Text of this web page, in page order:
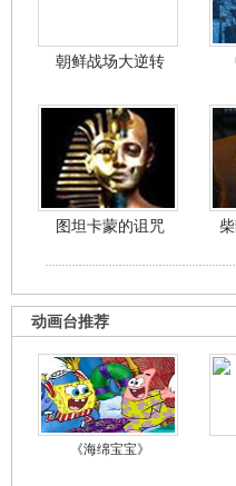
朝鲜战场大逆转
图坦卡蒙的诅咒
动画台推荐
《海绵宝宝》